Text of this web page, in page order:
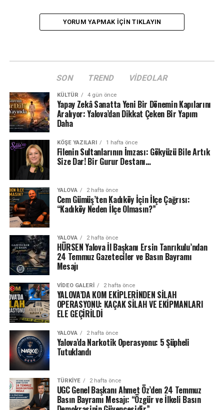
YORUM YAPMAK IÇIN TIKLAYIN
SON TREND VIDEOLAR
KÜLTÜR 4 gün önce
Yapay Zekâ Sanatta Yeni Bir Dönemin Kapılarını
Aralıyor: Yalova’dan Dikkat Çeken Bir Yapım
Daha
KÖŞE YAZILARI 1 hafta önce
Filenin Sultanlarının İmzası: Gökyüzü Bile Artık
Size Dar! Bir Gurur Destanı…
YALOVA 2 hafta önce
Cem Gümüş’ten Kadıköy İçin İlçe Çağrısı:
“Kadıköy Neden İlçe Olmasın?”
YALOVA 2 hafta önce
HÜRSEN Yalova İl Başkanı Ersin Tanrıkulu’ndan
24 Temmuz Gazeteciler ve Basın Bayramı
Mesajı
VIDEO GALERI 2 hafta önce
YALOVA’DA KOM EKİPLERİNDEN SİLAH
OPERASYONU: KAÇAK SİLAH VE EKİPMANLARI
ELE GEÇİRİLDİ
YALOVA 2 hafta önce
Yalova’da Narkotik Operasyonu: 5 Şüpheli
Tutuklandı
TÜRKIYE 2 hafta önce
UGC Genel Başkanı Ahmet Öz’den 24 Temmuz
Basın Bayramı Mesajı: “Özgür ve İlkeli Basın